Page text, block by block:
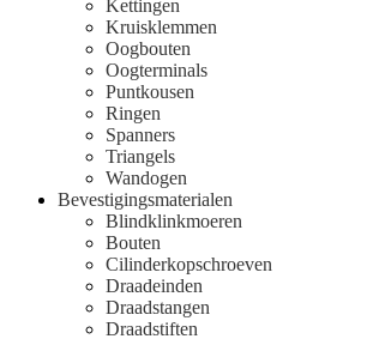
Kettingen
Kruisklemmen
Oogbouten
Oogterminals
Puntkousen
Ringen
Spanners
Triangels
Wandogen
Bevestigingsmaterialen
Blindklinkmoeren
Bouten
Cilinderkopschroeven
Draadeinden
Draadstangen
Draadstiften